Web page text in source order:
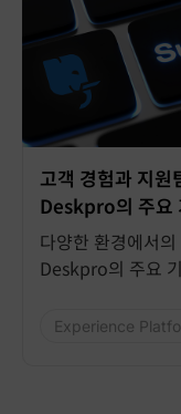
고객 경험과 지원
Deskpro의 주요
다양한 환경에서
Deskpro의 주요
Experience